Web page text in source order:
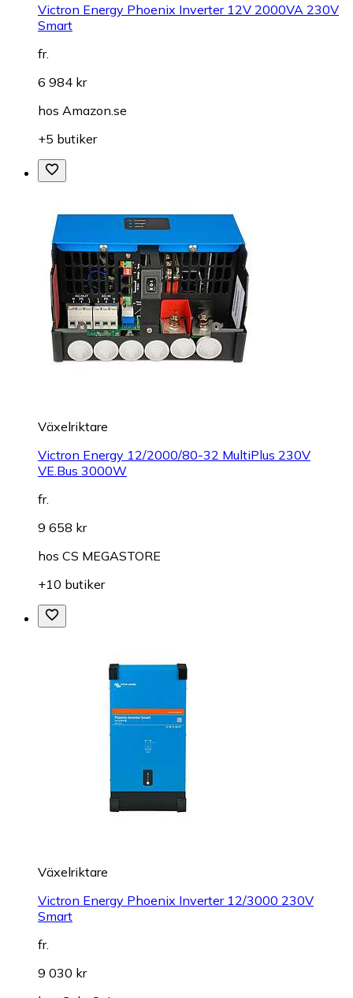
Victron Energy Phoenix Inverter 12V 2000VA 230V
Smart
fr.
6 984 kr
hos Amazon.se
+5 butiker
Växelriktare
Victron Energy 12/2000/80-32 MultiPlus 230V
VE.Bus 3000W
fr.
9 658 kr
hos CS MEGASTORE
+10 butiker
Växelriktare
Victron Energy Phoenix Inverter 12/3000 230V
Smart
fr.
9 030 kr